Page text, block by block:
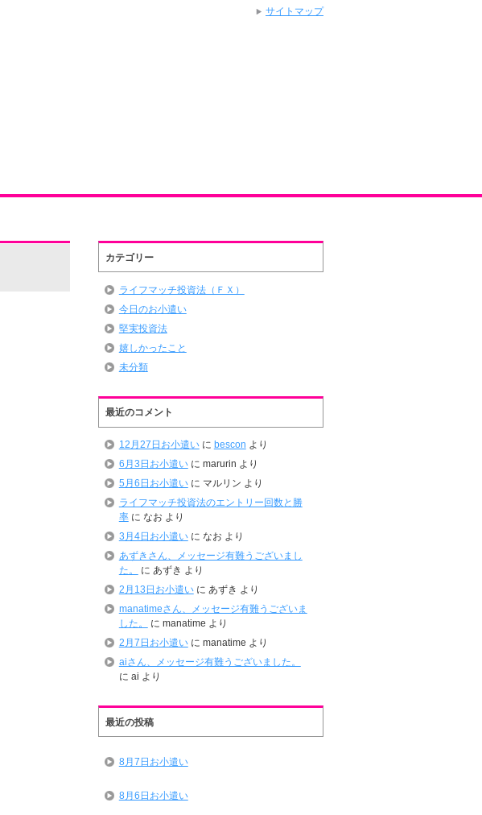
カテゴリー
ライフマッチ投資法（ＦＸ）
今日のお小遣い
堅実投資法
嬉しかったこと
未分類
最近のコメント
12月27日お小遣いに bescon より
6月3日お小遣いに marurin より
5月6日お小遣いに マルリン より
ライフマッチ投資法のエントリー回数と勝
率に なお より
3月4日お小遣いに なお より
あずきさん、メッセージ有難うございまし
た。
に あずき より
2月13日お小遣いに あずき より
manatimeさん、メッセージ有難うございま
した。
に manatime より
2月7日お小遣いに manatime より
aiさん、メッセージ有難うございました。
に ai より
最近の投稿
8月7日お小遣い
8月6日お小遣い
サイトマップ